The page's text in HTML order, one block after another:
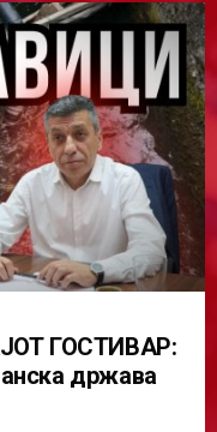
ГОСТИВАР:
држава